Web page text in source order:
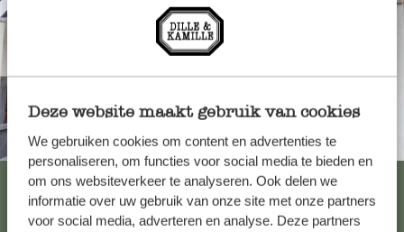
Deze website maakt gebruik van cookies
We gebruiken cookies om content en advertenties te
personaliseren, om functies voor social media te bieden en
om ons websiteverkeer te analyseren. Ook delen we
informatie over uw gebruik van onze site met onze partners
voor social media, adverteren en analyse. Deze partners
Toujours à proximité
Voir les 62 magasins